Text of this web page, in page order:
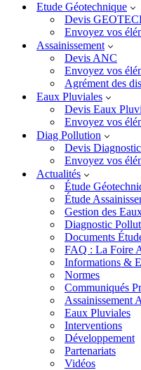
Etude Géotechnique
Devis
Envoyez vos
Assainissement
Devis ANC
Envoyez vos
Agrément des
Eaux Pluviales
Devis Eaux
Envoyez vos
Diag Pollution
Devis
Envoyez vos
Actualités
Étude
Étude
Gestion des
Diagnostic
Documents
FAQ : La Foire
Informations &
Normes
Communiqués
Assainissement
Eaux Pluviales
Interventions
Développement
Partenariats
Vidéos